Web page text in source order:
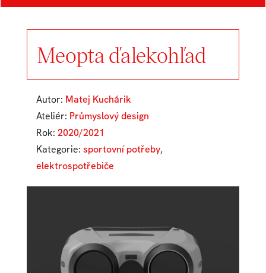
Meopta ďalekohľad
Autor: Matej Kuchárik
Ateliér: Průmyslový design
Rok: 2020/2021
Kategorie: sportovní potřeby,
elektrospotřebiče